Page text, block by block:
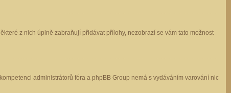
z nich úplně zabraňují přidávat přílohy, nezobrazí se vám tato možnost
administrátorů fóra a phpBB Group nemá s vydáváním varování nic